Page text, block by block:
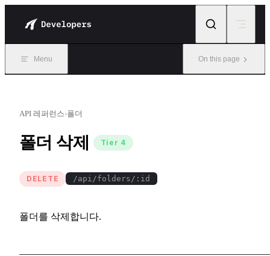
Menu On this page
API 레퍼런스›폴더
폴더 삭제 Tier 4
DELETE /api/folders/:id
폴더를 삭제합니다.